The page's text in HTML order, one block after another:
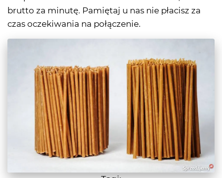
brutto za minutę. Pamiętaj u nas nie płacisz za
czas oczekiwania na połączenie.